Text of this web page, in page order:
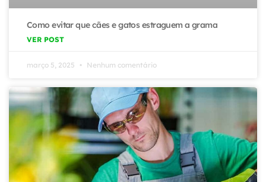
Como evitar que cães e gatos estraguem a grama
VER POST
março 5, 2025 Nenhum comentário